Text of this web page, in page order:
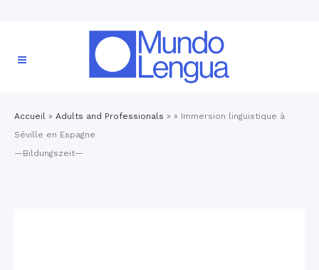
Accueil » Adults and Professionals » » Immersion linguistique à
Séville en Espagne
—Bildungszeit—